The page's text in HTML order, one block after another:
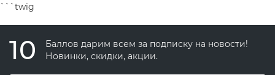
```twig
10
Баллов дарим всем за подписку на новости!
Новинки, скидки, акции.